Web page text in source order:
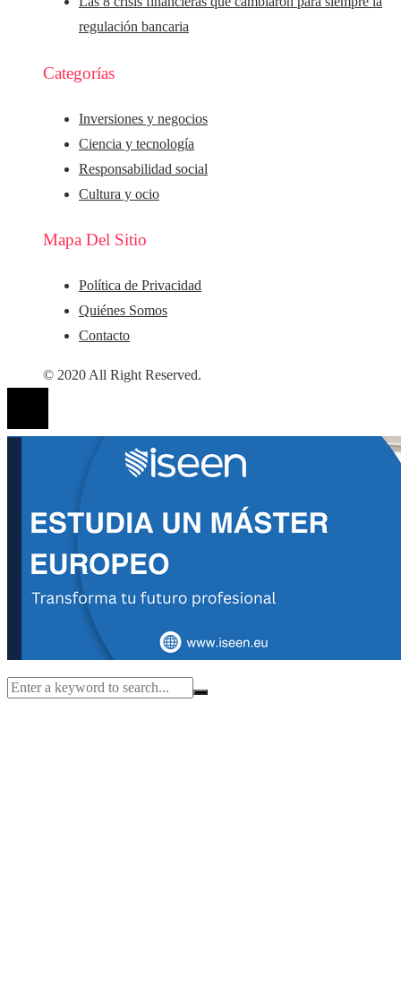
regulación bancaria
Categorías
Inversiones y negocios
Ciencia y tecnología
Responsabilidad social
Cultura y ocio
Mapa Del Sitio
Política de Privacidad
Quiénes Somos
Contacto
© 2020 All Right Reserved.